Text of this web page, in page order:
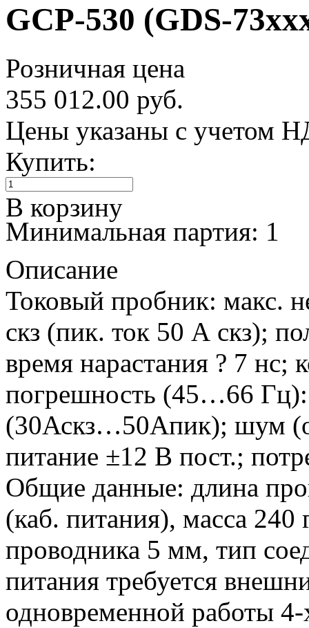
GCP-530 (GDS-
Розничная цена
355 012.00 руб.
Цены указаны с учетом
Купить:
В корзину
Минимальная партия: 1
Описание
Токовый пробник: макс.
скз (пик. ток 50 А скз);
время нарастания ? 7
погрешность (45…66
(30Аскз…50Апик); шум
питание ±12 В пост.;
Общие данные: длина
(каб. питания), масса
проводника 5 мм, тип
питания требуется
одновременной работы